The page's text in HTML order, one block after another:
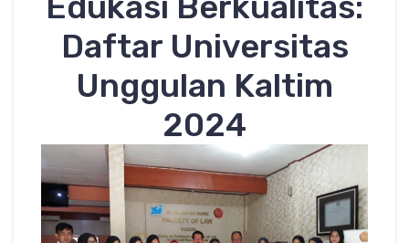
Daftar Universitas
Unggulan Kaltim
2024